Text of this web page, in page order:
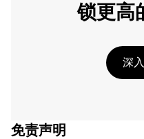
锁更高
深
免责声明